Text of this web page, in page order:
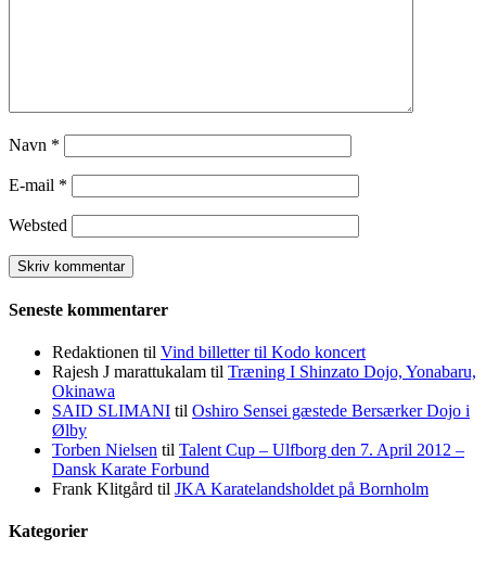
Navn *
E-mail *
Websted
Seneste kommentarer
Redaktionen til Vind billetter til Kodo koncert
Rajesh J marattukalam til Træning I Shinzato Dojo, Yonabaru,
Okinawa
SAID SLIMANI til Oshiro Sensei gæstede Bersærker Dojo i
Ølby
Torben Nielsen til Talent Cup – Ulfborg den 7. April 2012 –
Dansk Karate Forbund
Frank Klitgård til JKA Karatelandsholdet på Bornholm
Kategorier